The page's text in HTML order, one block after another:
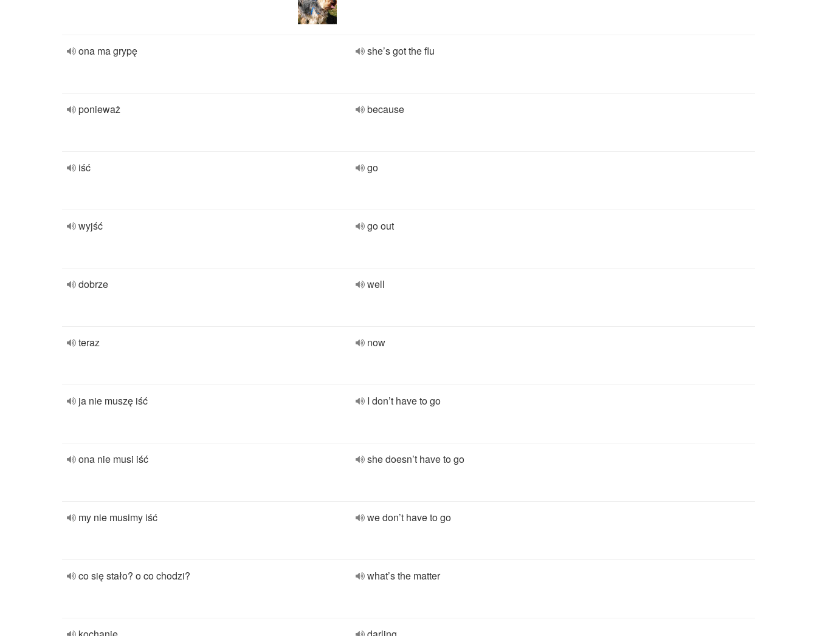
ona ma grypę she’s got the flu
ponieważ because
iść go
wyjść go out
dobrze well
teraz now
ja nie muszę iść I don’t have to go
ona nie musi iść she doesn’t have to go
my nie musimy iść we don’t have to go
co się stało? o co chodzi? what’s the matter